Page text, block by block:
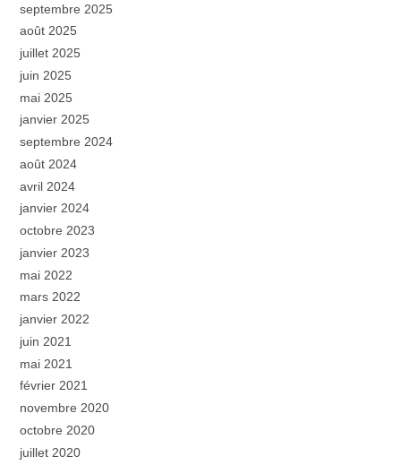
septembre 2025
août 2025
juillet 2025
juin 2025
mai 2025
janvier 2025
septembre 2024
août 2024
avril 2024
janvier 2024
octobre 2023
janvier 2023
mai 2022
mars 2022
janvier 2022
juin 2021
mai 2021
février 2021
novembre 2020
octobre 2020
juillet 2020